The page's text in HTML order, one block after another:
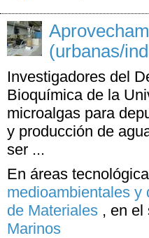
(urbanas/
Investigadores del
Bioquímica de la
microalgas para
y producción de
ser ...
En áreas
medioambientales y
de Materiales , en el
Marinos